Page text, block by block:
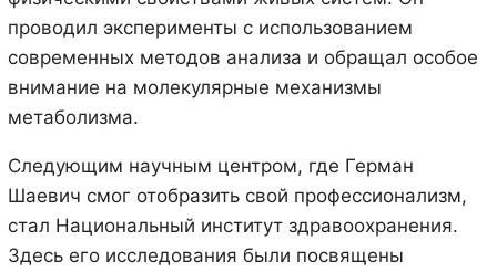
проводил эксперименты с использованием
современных методов анализа и обращал особое
внимание на молекулярные механизмы
метаболизма.
Следующим научным центром, где Герман
Шаевич смог отобразить свой профессионализм,
стал Национальный институт здравоохранения.
Здесь его исследования были посвящены